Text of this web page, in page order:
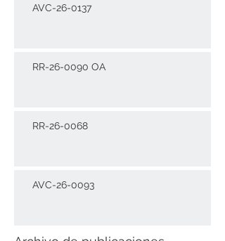
AVC-26-0137
RR-26-0090 OA
RR-26-0068
AVC-26-0093